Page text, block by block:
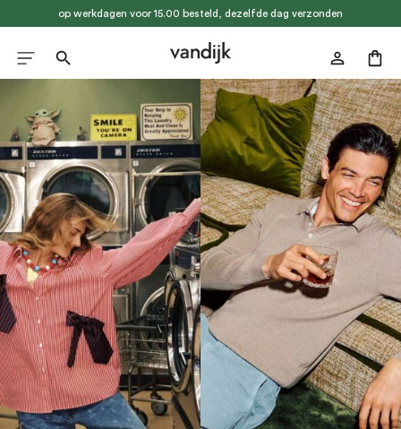
op werkdagen voor 15.00 besteld, dezelfde dag verzonden